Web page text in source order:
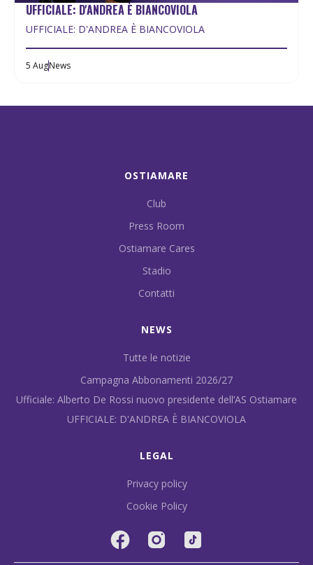
UFFICIALE: D'ANDREA È BIANCOVIOLA
UFFICIALE: D'ANDREA È BIANCOVIOLA
5 AugNews
OSTIAMARE
Club
Press Room
Ostiamare Cares
Stadio
Contatti
NEWS
Tutte le notizie
Campagna Abbonamenti 2026/27
Ufficiale: Alberto De Rossi nuovo presidente dell’AS Ostiamare
UFFICIALE: D'ANDREA È BIANCOVIOLA
LEGAL
Privacy policy
Cookie Policy